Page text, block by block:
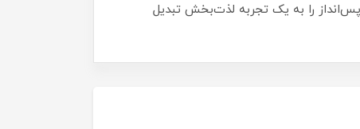
پس‌انداز را به یک تجربه لذت‌بخش تبدیل